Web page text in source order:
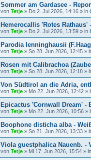
Sommer am Gardasee -
von Tetje » Do 2. Jul 2026, 14:16 » in
Hemerocallis 'Rotes Rathaus'
von Tetje » Do 2. Jul 2026, 13:59 » in
Parodia lenninghausii
von Tetje » So 28. Jun 2026, 12:45 »
Rosen mit Calibrachoa
von Tetje » So 28. Jun 2026, 12:18 »
Von Südtirol an die Adria,
von Tetje » Mo 22. Jun 2026, 12:42 »
Epicactus 'Cornwall Dream' -
von Tetje » Mo 22. Jun 2026, 10:56 »
Boophone disticha alba -
von Tetje » So 21. Jun 2026, 13:33 »
Viola guestphalica Nauenb. -
von Tetje » Mi 17. Jun 2026, 15:54 » in